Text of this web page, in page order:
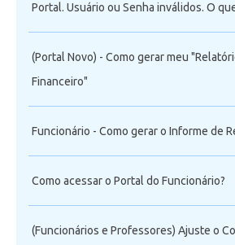
Portal. Usuário ou Senha inválidos. O
(Portal Novo) - Como gerar meu
Financeiro"
Funcionário - Como gerar o Informe de
Como acessar o Portal do Funcionário?
(Funcionários e Professores) Ajuste o